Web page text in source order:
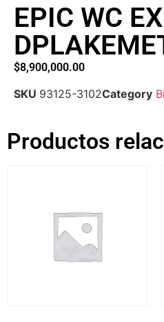
EPIC WC
$8,900,000.00
SKU 93125-3102Category
Productos